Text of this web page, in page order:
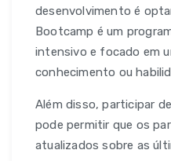
desenvolvimento é
Bootcamp é um
intensivo e focado em
conhecimento ou
Além disso, participar
pode permitir que os
atualizados sobre as